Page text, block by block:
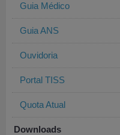
Guia Médico
Guia ANS
Ouvidoria
Portal TISS
Quota Atual
Downloads